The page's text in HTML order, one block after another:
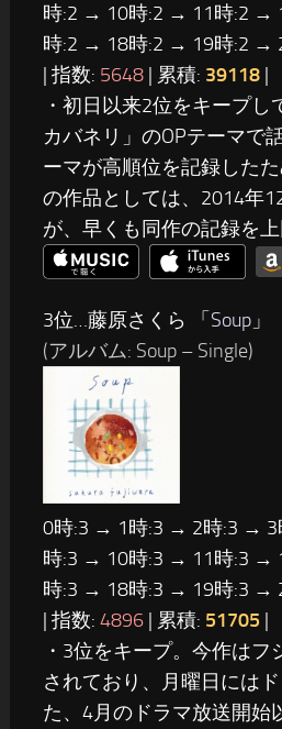
時:2 → 10時:2 → 11時:2 →
時:2 → 18時:2 → 19時:2 →
| 指数: 5648 | 累積: 39118 |
・初日以来2位をキープ
カバネリ」のOPテーマで
ーマが高順位を記録した
の作品としては、2014年
が、早くも同作の記録を
3位…藤原さくら 「 Soup 」
(アルバム: Soup – Single)
0時:3 → 1時:3 → 2時:3 →
時:3 → 10時:3 → 11時:3 →
時:3 → 18時:3 → 19時:3 →
| 指数: 4896 | 累積: 51705 |
・3位をキープ。今作は
されており、月曜日には
た、4月のドラマ放送開始